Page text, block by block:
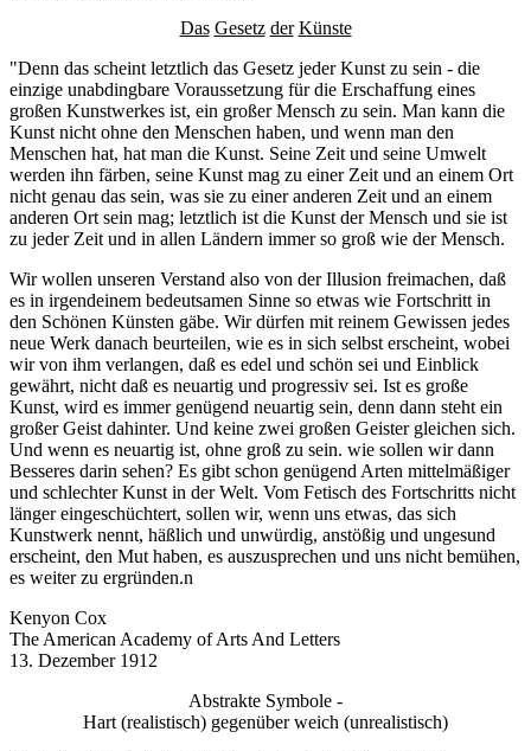
Das Gesetz der Künste
"Denn das scheint letztlich das Gesetz jeder Kunst zu sein - die
einzige unabdingbare Voraussetzung für die Erschaffung eines
großen Kunstwerkes ist, ein großer Mensch zu sein. Man kann die
Kunst nicht ohne den Menschen haben, und wenn man den
Menschen hat, hat man die Kunst. Seine Zeit und seine Umwelt
werden ihn färben, seine Kunst mag zu einer Zeit und an einem Ort
nicht genau das sein, was sie zu einer anderen Zeit und an einem
anderen Ort sein mag; letztlich ist die Kunst der Mensch und sie ist
zu jeder Zeit und in allen Ländern immer so groß wie der Mensch.
Wir wollen unseren Verstand also von der Illusion freimachen, daß
es in irgendeinem bedeutsamen Sinne so etwas wie Fortschritt in
den Schönen Künsten gäbe. Wir dürfen mit reinem Gewissen jedes
neue Werk danach beurteilen, wie es in sich selbst erscheint, wobei
wir von ihm verlangen, daß es edel und schön sei und Einblick
gewährt, nicht daß es neuartig und progressiv sei. Ist es große
Kunst, wird es immer genügend neuartig sein, denn dann steht ein
großer Geist dahinter. Und keine zwei großen Geister gleichen sich.
Und wenn es neuartig ist, ohne groß zu sein. wie sollen wir dann
Besseres darin sehen? Es gibt schon genügend Arten mittelmäßiger
und schlechter Kunst in der Welt. Vom Fetisch des Fortschritts nicht
länger eingeschüchtert, sollen wir, wenn uns etwas, das sich
Kunstwerk nennt, häßlich und unwürdig, anstößig und ungesund
erscheint, den Mut haben, es auszusprechen und uns nicht bemühen,
es weiter zu ergründen.n
Kenyon Cox
The American Academy of Arts And Letters
13. Dezember 1912
Abstrakte Symbole -
Hart (realistisch) gegenüber weich (unrealistisch)